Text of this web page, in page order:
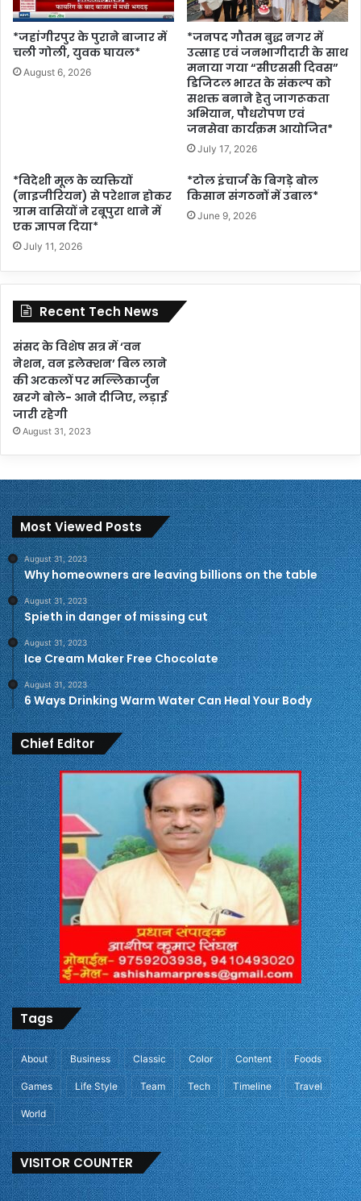
*जहांगीरपुर के पुराने बाजार में
चली गोली, युवक घायल*
August 6, 2026
*जनपद गौतम बुद्ध नगर में
उत्साह एवं जनभागीदारी के साथ
मनाया गया “सीएससी दिवस”
डिजिटल भारत के संकल्प को
सशक्त बनाने हेतु जागरूकता
अभियान, पौधरोपण एवं
जनसेवा कार्यक्रम आयोजित*
July 17, 2026
*विदेशी मूल के व्यक्तियों
(नाइजीरियन) से परेशान होकर
ग्राम वासियों ने रबूपुरा थाने में
एक ज्ञापन दिया*
July 11, 2026
*टोल इंचार्ज के बिगड़े बोल
किसान संगठनों में उबाल*
June 9, 2026
Recent Tech News
संसद के विशेष सत्र में ‘वन
नेशन, वन इलेक्शन’ बिल लाने
की अटकलों पर मल्लिकार्जुन
खरगे बोले- आने दीजिए, लड़ाई
जारी रहेगी
August 31, 2023
Most Viewed Posts
August 31, 2023
Why homeowners are leaving billions on the table
August 31, 2023
Spieth in danger of missing cut
August 31, 2023
Ice Cream Maker Free Chocolate
August 31, 2023
6 Ways Drinking Warm Water Can Heal Your Body
Chief Editor
Tags
About Business Classic Color Content Foods
Games Life Style Team Tech Timeline Travel
World
VISITOR COUNTER